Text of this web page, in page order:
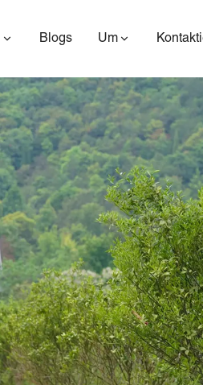
Blogs Um
ES600P